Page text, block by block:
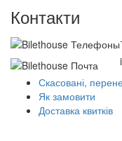
Контакти
Скасовані,
Як замовити
Доставка квитків